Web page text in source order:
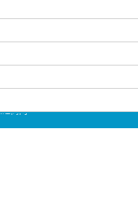
6893537715229306678 传真:
有限公司 版权所有 All Rights
砼商网